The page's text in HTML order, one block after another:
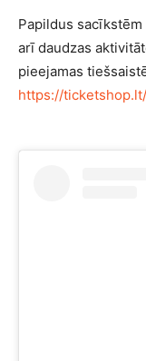
Papildus
arī daudzas
pieejamas
https://